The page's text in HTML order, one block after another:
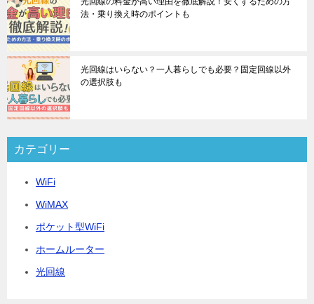
法・乗り換え時のポイントも
光回線はいらない？一人暮らしでも必要？固定回線以外
の選択肢も
カテゴリー
WiFi
WiMAX
ポケット型WiFi
ホームルーター
光回線